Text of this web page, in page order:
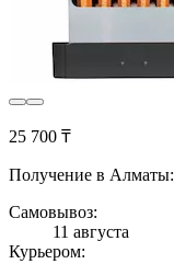
25 700 ₸
Получение в Алматы:
Самовывоз:
11 августа
Курьером: